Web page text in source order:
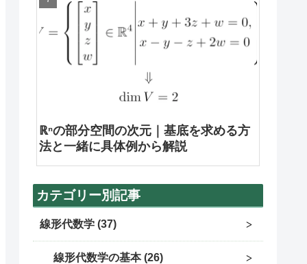
ℝⁿの部分空間の次元｜基底を求める方
法と一緒に具体例から解説
カテゴリー別記事
線形代数学 37
線形代数学の基本 26